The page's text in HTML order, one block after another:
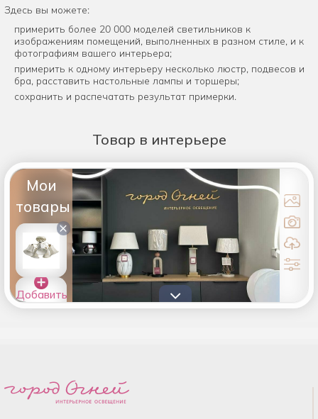
Здесь вы можете:
примерить более 20 000 моделей светильников к
изображениям помещений, выполненных в разном стиле, и к
фотографиям вашего интерьера;
примерить к одному интерьеру несколько люстр, подвесов и
бра, расставить настольные лампы и торшеры;
сохранить и распечатать результат примерки.
Товар в интерьере
Мои
товары
×
Добавить
товары в